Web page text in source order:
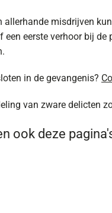
misdrijven
eerste verhoor bij
in de gevangenis?
van zware delicten
ook deze